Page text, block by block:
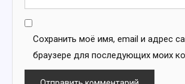
Сохранить моё имя, email и адрес
браузере для последующих моих